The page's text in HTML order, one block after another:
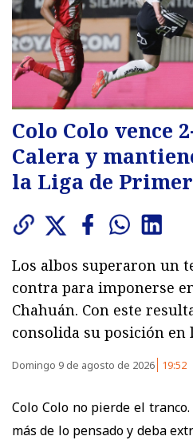
Colo Colo vence
Calera y
la Liga de
Los albos superaron un
contra para imponerse
Chahuán. Con este
consolida su posición en
Domingo 9 de agosto de 2026 19:52
Colo Colo no pierde el
más de lo pensado y deba